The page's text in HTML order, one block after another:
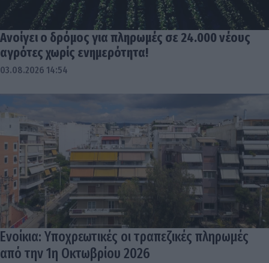
Ανοίγει ο δρόμος για πληρωμές σε 24.000 νέους
αγρότες χωρίς ενημερότητα!
03.08.2026 14:54
Ενοίκια: Υποχρεωτικές οι τραπεζικές πληρωμές
από την 1η Οκτωβρίου 2026